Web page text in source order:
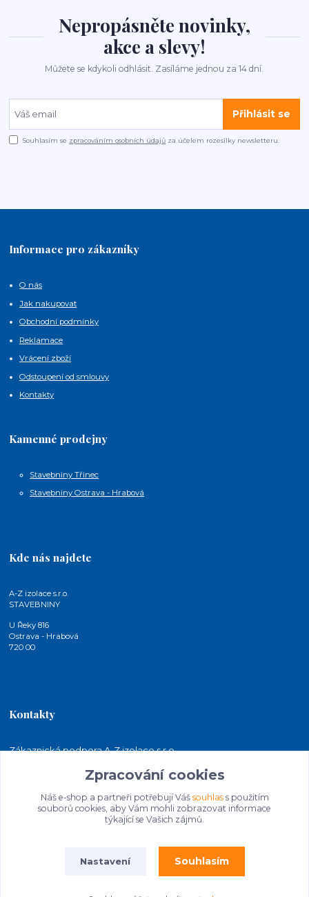
Nepropásněte novinky,
akce a slevy!
Můžete se kdykoli odhlásit. Zasíláme jednou za 14 dní.
Přihlásit se
Souhlasím se zpracováním osobních údajů za účelem rozesílky newsletteru.
Informace pro zákazníky
O nás
Jak nakupovat
Obchodní podmínky
Reklamace
Vrácení zboží
Odstoupení od smlouvy
Kontakty
Kamenné prodejny
Stavebniny Třinec
Stavebniny Ostrava - Hrabová
Kde nás najdete
A-Z izolace s.r.o.
STAVEBNINY
U Řeky 816
Ostrava - Hrabová
720 00
Kontakty
Zákaznická podpora A-Z izolace s.r.o.
jakubkaleta@azizolace.cz
Zpracování cookies
Náš e-shop a partneři potřebují Váš souhlass použitím
souborů cookies, aby Vám mohli zobrazovat informace
týkající se Vašich zájmů.
Nastavení Souhlasím